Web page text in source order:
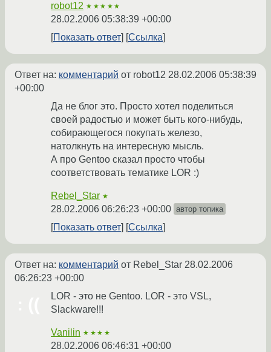
robot12 ★★★★★
28.02.2006 05:38:39 +00:00
Показать ответ
Ссылка
Ответ на: комментарий от robot12 28.02.2006 05:38:39
+00:00
Да не блог это. Просто хотел поделиться
своей радостью и может быть кого-нибудь,
собирающегося покупать железо,
натолкнуть на интересную мысль.
А про Gentoo сказал просто чтобы
соответствовать тематике LOR :)
Rebel_Star ★
28.02.2006 06:26:23 +00:00 автор топика
Показать ответ Ссылка
Ответ на: комментарий от Rebel_Star 28.02.2006
06:26:23 +00:00
LOR - это не Gentoo. LOR - это VSL,
Slackware!!!
Vanilin ★★★★
28.02.2006 06:46:31 +00:00